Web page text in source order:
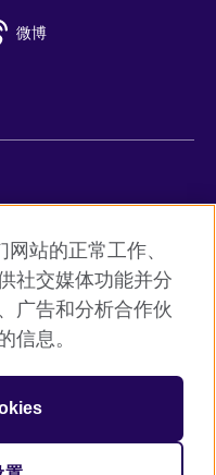
微博
站的正常工作、
社交媒体功能并分
广告和分析合作伙
信息。